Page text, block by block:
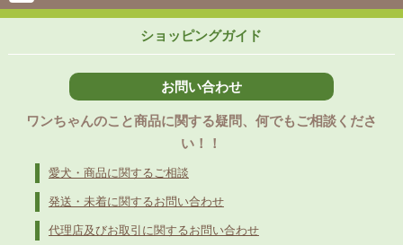
ショッピングガイド
お問い合わせ
ワンちゃんのこと商品に関する疑問、何でもご相談くださ
い！！
愛犬・商品に関するご相談
発送・未着に関するお問い合わせ
代理店及びお取引に関するお問い合わせ